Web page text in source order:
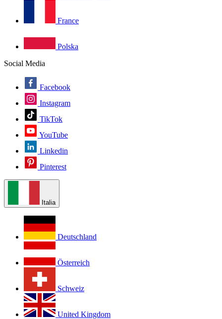
France
Polska
Social Media
Facebook
Instagram
TikTok
YouTube
Linkedin
Pinterest
Italia
Deutschland
Österreich
Schweiz
United Kingdom